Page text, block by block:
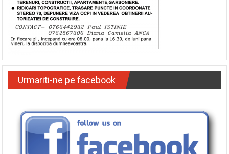
Urmariti-ne pe facebook